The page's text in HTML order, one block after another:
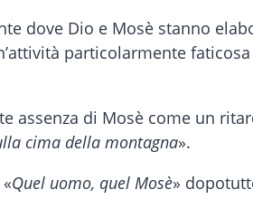
dove Dio e Mosè stanno
particolarmente
assenza di Mosè come un
cima della montagna».
Quel uomo, quel Mosè»